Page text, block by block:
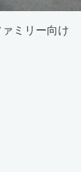
ァミリー向け